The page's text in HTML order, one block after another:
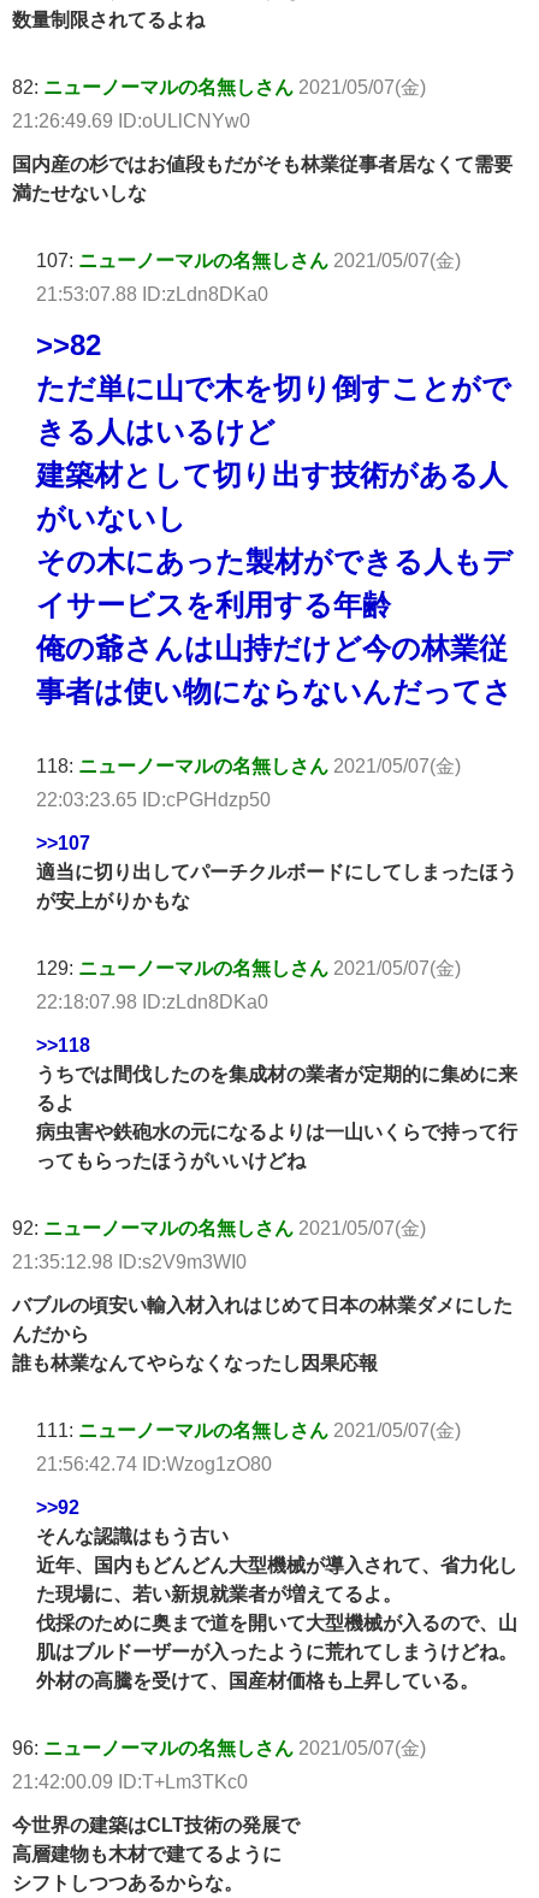
数量制限されてるよね
82: ニューノーマルの名無しさん 2021/05/07(金)
21:26:49.69 ID:oULlCNYw0
国内産の杉ではお値段もだがそも林業従事者居なくて需要
満たせないしな
107: ニューノーマルの名無しさん 2021/05/07(金)
21:53:07.88 ID:zLdn8DKa0
>>82
ただ単に山で木を切り倒すことがで
きる人はいるけど
建築材として切り出す技術がある人
がいないし
その木にあった製材ができる人もデ
イサービスを利用する年齢
俺の爺さんは山持だけど今の林業従
事者は使い物にならないんだってさ
118: ニューノーマルの名無しさん 2021/05/07(金)
22:03:23.65 ID:cPGHdzp50
>>107
適当に切り出してパーチクルボードにしてしまったほう
が安上がりかもな
129: ニューノーマルの名無しさん 2021/05/07(金)
22:18:07.98 ID:zLdn8DKa0
>>118
うちでは間伐したのを集成材の業者が定期的に集めに来
るよ
病虫害や鉄砲水の元になるよりは一山いくらで持って行
ってもらったほうがいいけどね
92: ニューノーマルの名無しさん 2021/05/07(金)
21:35:12.98 ID:s2V9m3WI0
バブルの頃安い輸入材入れはじめて日本の林業ダメにした
んだから
誰も林業なんてやらなくなったし因果応報
111: ニューノーマルの名無しさん 2021/05/07(金)
21:56:42.74 ID:Wzog1zO80
>>92
そんな認識はもう古い
近年、国内もどんどん大型機械が導入されて、省力化し
た現場に、若い新規就業者が増えてるよ。
伐採のために奥まで道を開いて大型機械が入るので、山
肌はブルドーザーが入ったように荒れてしまうけどね。
外材の高騰を受けて、国産材価格も上昇している。
96: ニューノーマルの名無しさん 2021/05/07(金)
21:42:00.09 ID:T+Lm3TKc0
今世界の建築はCLT技術の発展で
高層建物も木材で建てるように
シフトしつつあるからな。